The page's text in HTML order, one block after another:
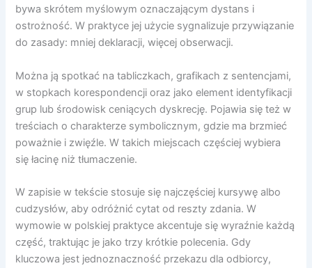
bywa skrótem myślowym oznaczającym dystans i
ostrożność. W praktyce jej użycie sygnalizuje przywiązanie
do zasady: mniej deklaracji, więcej obserwacji.
Można ją spotkać na tabliczkach, grafikach z sentencjami,
w stopkach korespondencji oraz jako element identyfikacji
grup lub środowisk ceniących dyskrecję. Pojawia się też w
treściach o charakterze symbolicznym, gdzie ma brzmieć
poważnie i zwięźle. W takich miejscach częściej wybiera
się łacinę niż tłumaczenie.
W zapisie w tekście stosuje się najczęściej kursywę albo
cudzysłów, aby odróżnić cytat od reszty zdania. W
wymowie w polskiej praktyce akcentuje się wyraźnie każdą
część, traktując je jako trzy krótkie polecenia. Gdy
kluczowa jest jednoznaczność przekazu dla odbiorcy,